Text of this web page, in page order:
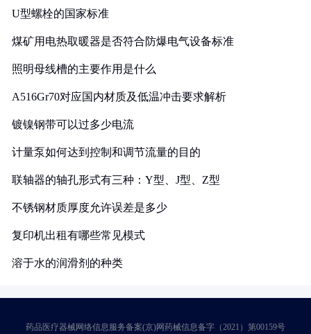
U型螺栓的国家标准
煤矿用电热取暖器是否符合防爆电气设备标准
照明母线槽的主要作用是什么
A516Gr70对应国内材质及低温冲击要求解析
镀镍钢带可以过多少电流
计量泵如何达到控制和调节流量的目的
联轴器的轴孔形式有三种：Y型、J型、Z型
不锈钢材质厚度允许误差是多少
复印机出租有哪些常见模式
溶于水的润滑剂的种类
药品医疗器械网络信息服务备案(京)网药械信息备字（2021）第00159号